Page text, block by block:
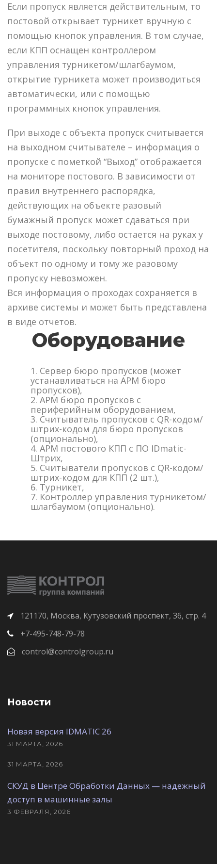
Если пропуск является действительным, то
постовой открывает турникет вручную с
помощью кнопок управления. В том случае,
если КПП оснащен контроллером
управления турникетом/шлагбаумом,
открытие турникета может производиться
автоматически, или с помощью
программных кнопок управления.
При выходе с объекта пропуск считывается
на выходном считывателе – информация о
пропуске с пометкой “Выход” отображается
на мониторе постового. В зависимости от
правил внутреннего распорядка,
действующих на объекте разовый
бумажный пропуск может сдаваться при
выходе постовому, либо остается на руках у
посетителя, поскольку повторный проход на
объект по одному и тому же разовому
пропуску невозможен.
Вся информация о проходах сохраняется в
архиве системы и может быть представлена
в виде отчетов.
Оборудование
1. Сервер бюро пропусков (может
устанавливаться на АРМ бюро
пропусков),
2. АРМ бюро пропусков с
периферийным оборудованием,
3. Считыватель пропусков с QR-кодом/
штрих-кодом для бюро пропусков
(опционально),
4. АРМ постового КПП с ПО IDmatic-
Штрих,
5. Считыватели пропусков с QR-кодом/
штрих-кодом для КПП (2 шт.),
6. Турникет,
7. Контроллер управления турникетом/
шлагбаумом (опционально).
121170, Москва, Кутузовский проспект, 36, стр. 4
+7-495-748-79-78
control@controlgroup.ru
Новости
Новая версия IDMATIC 26
31 МАРТА, 2026
31 МАРТА, 2026
СКУД в Центре Обработки Данных — надежный
доступ в машинные залы
3 ФЕВРАЛЯ, 2026